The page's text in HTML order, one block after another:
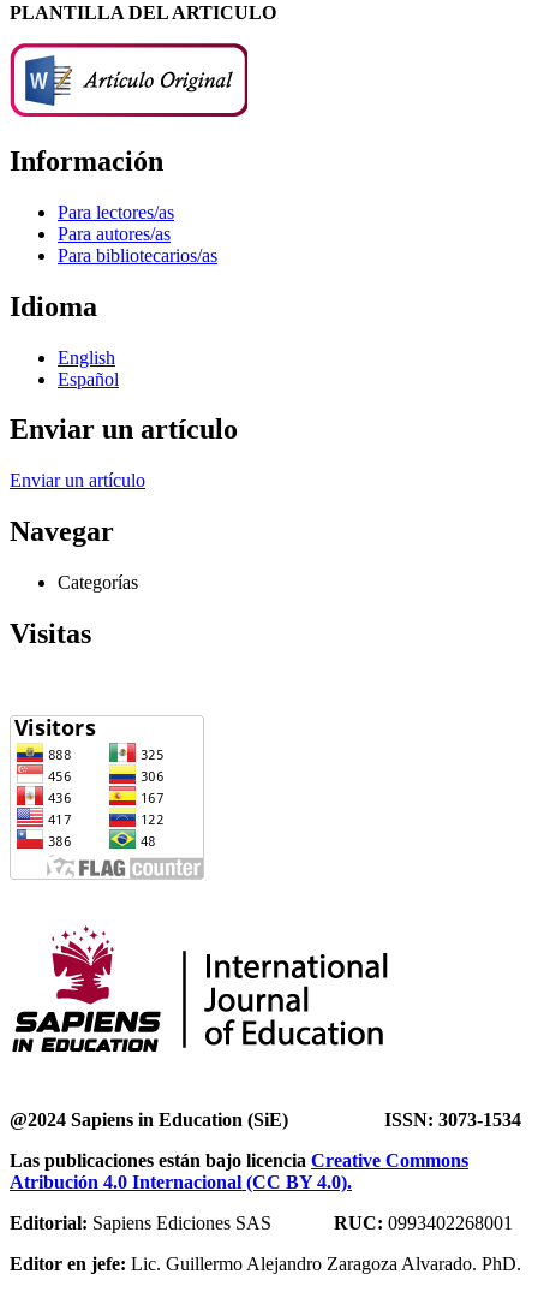
PLANTILLA DEL ARTICULO
Información
Para lectores/as
Para autores/as
Para bibliotecarios/as
Idioma
English
Español
Enviar un artículo
Enviar un artículo
Navegar
Categorías
Visitas
@2024 Sapiens in Education (SiE) ISSN: 3073-1534
Las publicaciones están bajo licencia Creative Commons
Atribución 4.0 Internacional (CC BY 4.0).
Editorial: Sapiens Ediciones SAS RUC: 0993402268001
Editor en jefe: Lic. Guillermo Alejandro Zaragoza Alvarado. PhD.